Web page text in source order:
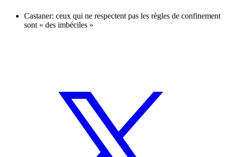
Castaner: ceux qui ne respectent pas les règles de confinement
sont « des imbéciles »